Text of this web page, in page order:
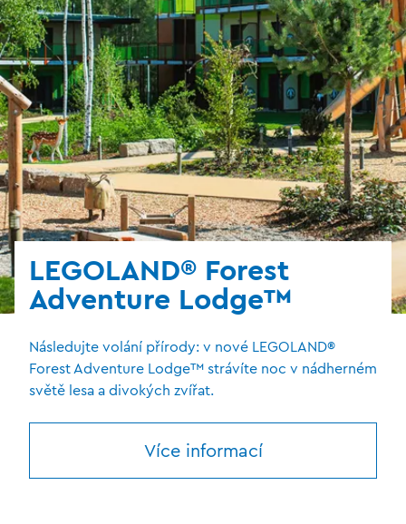
LEGOLAND® Forest
Adventure Lodge™
Následujte volání přírody: v nové LEGOLAND®
Forest Adventure Lodge™ strávíte noc v nádherném
světě lesa a divokých zvířat.
Více informací